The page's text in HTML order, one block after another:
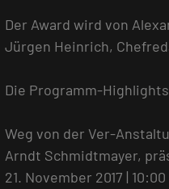
Der Award wird von
Jürgen Heinrich,
Die Programm-
Weg von der Ver-
Arndt Schmidtmayer,
21. November 2017 |